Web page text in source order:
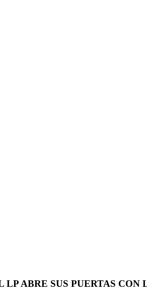
ABRE SUS PUERTAS